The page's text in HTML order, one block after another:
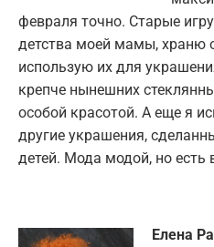
февраля точно. Старые
детства моей мамы, храню
использую их для
крепче нынешних
особой красотой. А еще я
другие украшения,
детей. Мода модой, но есть
Елена